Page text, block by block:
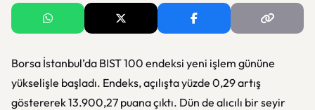
Borsa İstanbul’da BIST 100 endeksi yeni işlem gününe
yükselişle başladı. Endeks, açılışta yüzde 0,29 artış
göstererek 13.900,27 puana çıktı. Dün de alıcılı bir seyir